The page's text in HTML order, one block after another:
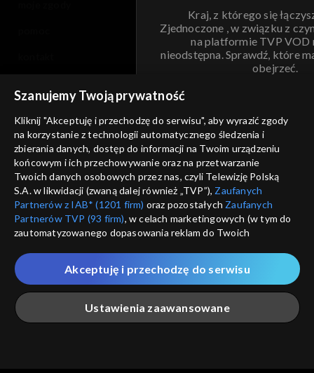
Kraj, z którego się
Zjednoczone , w związku z
na platformie TVP VOD
nieodstępna. Sprawdź, które
obejrzeć.
ANULUJ
informacje o dostawcy usług
Szanujemy Twoją prywatność
Kliknij "Akceptuję i przechodzę do serwisu", aby wyrazić zgody
na korzystanie z technologii automatycznego śledzenia i
zbierania danych, dostęp do informacji na Twoim urządzeniu
końcowym i ich przechowywanie oraz na przetwarzanie
Twoich danych osobowych przez nas, czyli Telewizję Polską
S.A. w likwidacji (zwaną dalej również „TVP”), Zaufanych
Partnerów z IAB* (1201 firm) oraz pozostałych Zaufanych
Partnerów TVP (93 firm), w celach marketingowych (w tym do
zautomatyzowanego dopasowania reklam do Twoich
które wskazujemy poniżej, a także zgody na udostępnianie
przez nas identyfikatora PPID do Google.
Twoje dane osobowe zbierane podczas odwiedzania przez
Ciebie naszych
poszczególnych serwisówzwanych dalej
„Portalem”, w tym informacje zapisywane za pomocą
Ustawienia zaawansowane
Akceptuję i przechodzę do serwisu